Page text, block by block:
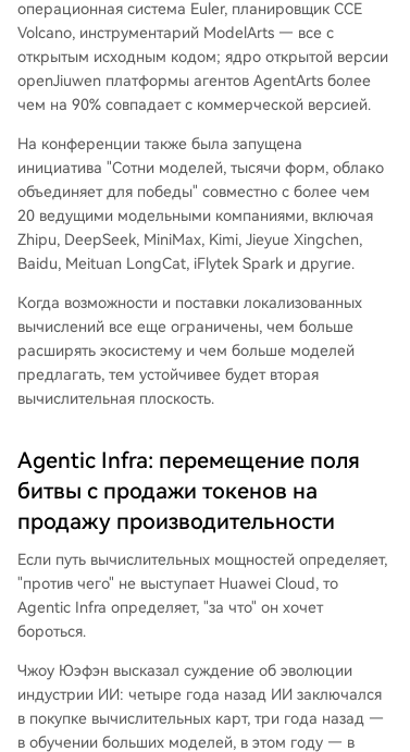
операционная система Euler, планировщик CCE
Volcano, инструментарий ModelArts — все с
открытым исходным кодом; ядро открытой версии
openJiuwen платформы агентов AgentArts более
чем на 90% совпадает с коммерческой версией.
На конференции также была запущена
инициатива "Сотни моделей, тысячи форм, облако
объединяет для победы" совместно с более чем
20 ведущими модельными компаниями, включая
Zhipu, DeepSeek, MiniMax, Kimi, Jieyue Xingchen,
Baidu, Meituan LongCat, iFlytek Spark и другие.
Когда возможности и поставки локализованных
вычислений все еще ограничены, чем больше
расширять экосистему и чем больше моделей
предлагать, тем устойчивее будет вторая
вычислительная плоскость.
Agentic Infra: перемещение поля
битвы с продажи токенов на
продажу производительности
Если путь вычислительных мощностей определяет,
"против чего" не выступает Huawei Cloud, то
Agentic Infra определяет, "за что" он хочет
бороться.
Чжоу Юэфэн высказал суждение об эволюции
индустрии ИИ: четыре года назад ИИ заключался
в покупке вычислительных карт, три года назад —
в обучении больших моделей, в этом году — в